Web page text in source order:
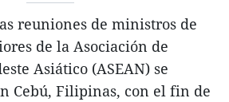
reuniones de ministros de
de la Asociación de
Asiático (ASEAN) se
Cebú, Filipinas, con el fin de